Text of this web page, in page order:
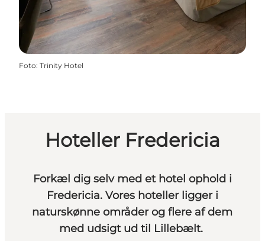
Foto: Trinity Hotel
Hoteller Fredericia
​​​​​Forkæl dig selv med et hotel ophold i
Fredericia. Vores hoteller ligger i
naturskønne områder og flere af dem
med udsigt ud til Lillebælt.